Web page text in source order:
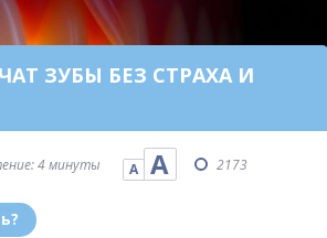
ЗУБЫ БЕЗ СТРАХА И
4 минуты А А 2173